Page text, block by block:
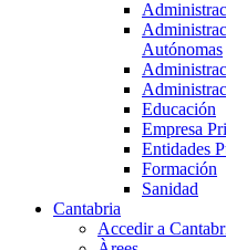
Autónomas
Educación
Empresa
Entidades
Formación
Sanidad
Cantabria
Accedir a